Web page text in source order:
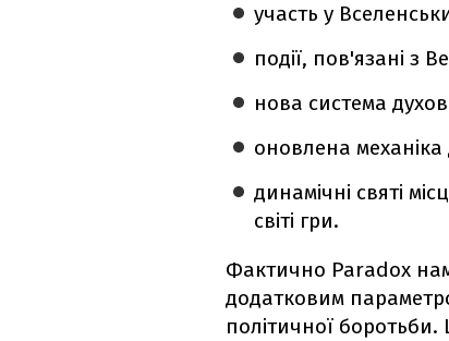
участь у
події, пов'язані з
нова система
оновлена механіка
динамічні святі
світі гри.
Фактично Paradox
додатковим
політичної